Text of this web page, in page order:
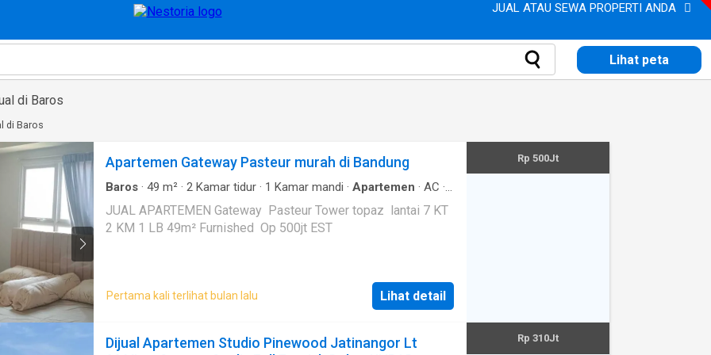
JUAL ATAU SEWA PROPERTI ANDA
Lihat peta
di Baros
di Baros
Apartemen Gateway Pasteur murah di Bandung
Baros · 49 m² · 2 Kamar tidur · 1 Kamar mandi · Apartemen · AC ·
JUAL APARTEMEN Gateway Pasteur Tower topaz lantai 7 KT
2 KM 1 LB 49m² Furnished Op 500jt EST
Pertama kali terlihat bulan lalu Lihat detail
Rp 500Jt
Dijual Apartemen Studio Pinewood Jatinangor Lt
Rp 310Jt